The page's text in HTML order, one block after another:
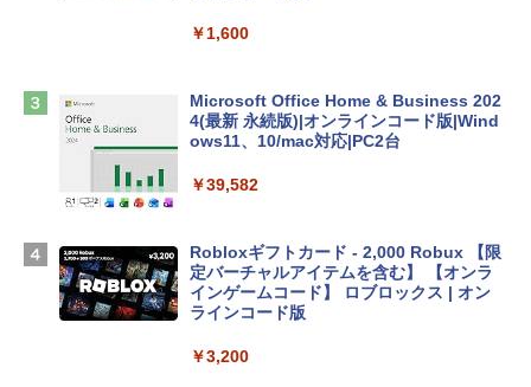
book Lenovo対応
Apple 2026 MacBook Air M5チップ搭載
igence、13.6インチLiquid Retinaディ
レームカメラ、日本語キーボード、Touc
h ID - ミッドナイト
￥224,800
￥1,600
Microsoft Office Home & Business 202
4(最新 永続版)|オンラインコード版|Wind
ows11、10/mac対応|PC2台
￥39,582
Robloxギフトカード - 2,000 Robux 【限
定バーチャルアイテムを含む】 【オンラ
インゲームコード】 ロブロックス | オン
ラインコード版
￥3,200